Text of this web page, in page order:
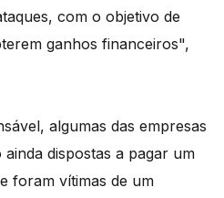
com o objetivo de
ganhos financeiros",
algumas das empresas
dispostas a pagar um
foram vítimas de um